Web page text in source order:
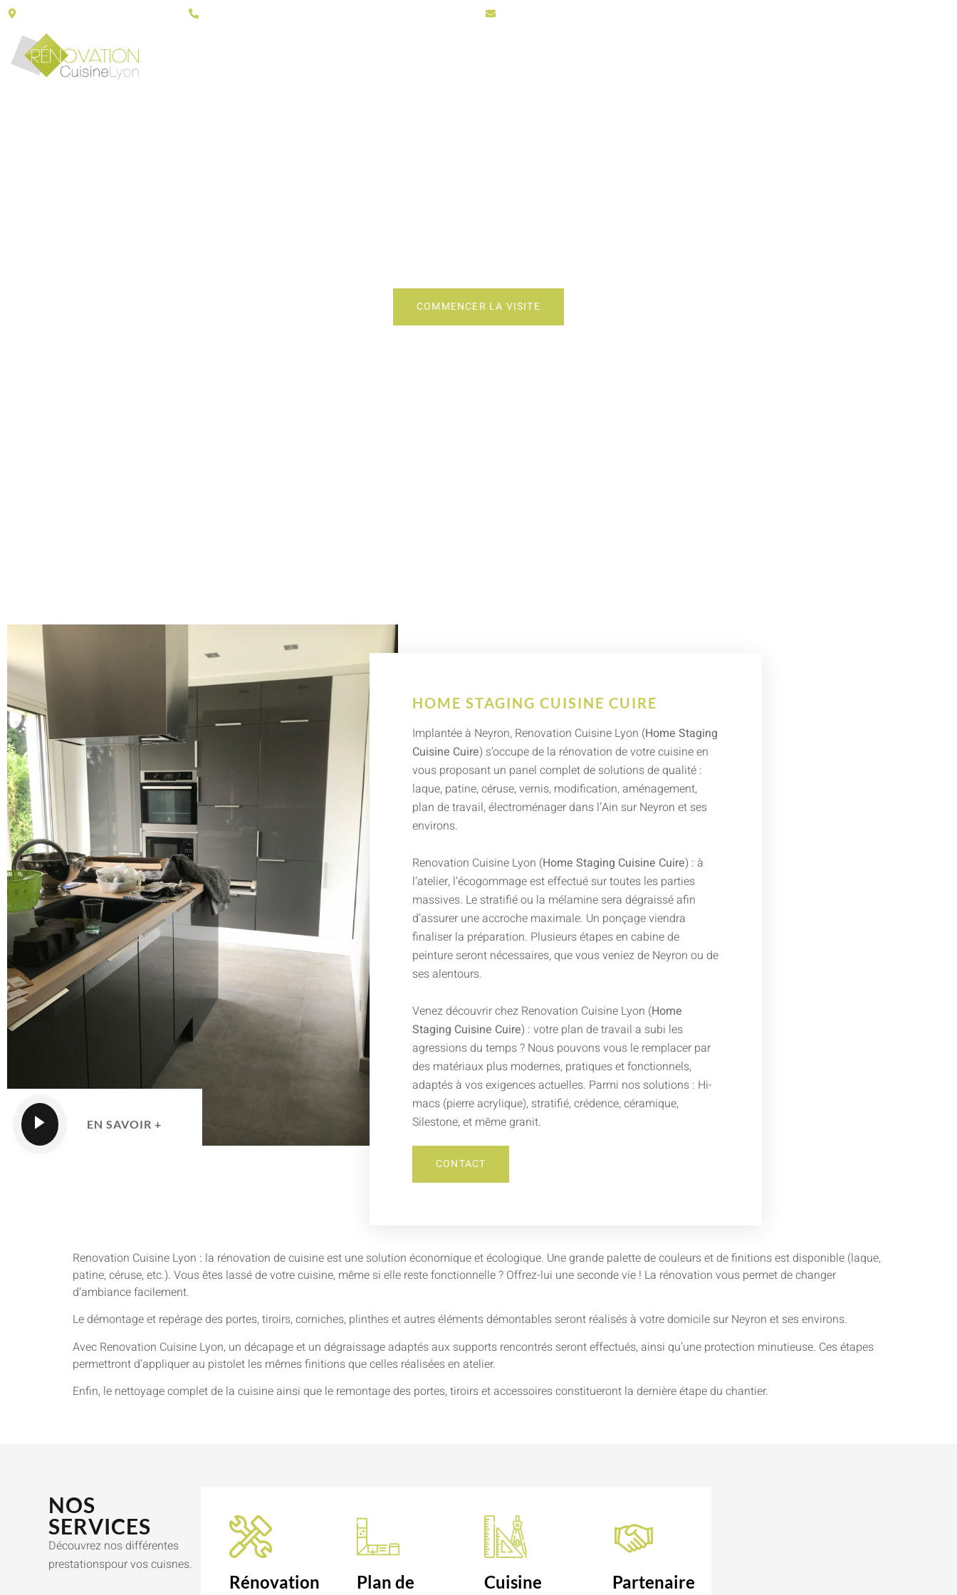
COMMENCER LA VISITE
EN SAVOIR +
HOME STAGING CUISINE CUIRE
Implantée à Neyron, Renovation Cuisine Lyon (Home Staging
Cuisine Cuire) s’occupe de la rénovation de votre cuisine en
vous proposant un panel complet de solutions de qualité :
laque, patine, céruse, vernis, modification, aménagement,
plan de travail, électroménager dans l’Ain sur Neyron et ses
environs.
Renovation Cuisine Lyon (Home Staging Cuisine Cuire) : à
l’atelier, l’écogommage est effectué sur toutes les parties
massives. Le stratifié ou la mélamine sera dégraissé afin
d’assurer une accroche maximale. Un ponçage viendra
finaliser la préparation. Plusieurs étapes en cabine de
peinture seront nécessaires, que vous veniez de Neyron ou de
ses alentours.
Venez découvrir chez Renovation Cuisine Lyon (Home
Staging Cuisine Cuire) : votre plan de travail a subi les
agressions du temps ? Nous pouvons vous le remplacer par
des matériaux plus modernes, pratiques et fonctionnels,
adaptés à vos exigences actuelles. Parmi nos solutions : Hi-
macs (pierre acrylique), stratifié, crédence, céramique,
Silestone, et même granit.
CONTACT
Renovation Cuisine Lyon : la rénovation de cuisine est une solution économique et écologique. Une grande palette de couleurs et de finitions est disponible (laque,
patine, céruse, etc.). Vous êtes lassé de votre cuisine, même si elle reste fonctionnelle ? Offrez-lui une seconde vie ! La rénovation vous permet de changer
d’ambiance facilement.
Le démontage et repérage des portes, tiroirs, corniches, plinthes et autres éléments démontables seront réalisés à votre domicile sur Neyron et ses environs.
Avec Renovation Cuisine Lyon, un décapage et un dégraissage adaptés aux supports rencontrés seront effectués, ainsi qu’une protection minutieuse. Ces étapes
permettront d’appliquer au pistolet les mêmes finitions que celles réalisées en atelier.
Enfin, le nettoyage complet de la cuisine ainsi que le remontage des portes, tiroirs et accessoires constitueront la dernière étape du chantier.
NOS
SERVICES
Découvrez nos différentes
prestationspour vos cuisnes.
Rénovation
Plan de
Cuisine
Partenaire